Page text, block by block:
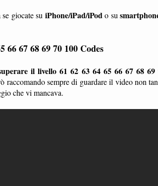
giocate su iPhone/iPad/iPod o su
66 67 68 69 70 100 Codes
il livello 61 62 63 64 65 66 67 68 69
raccomando sempre di guardare il video non
che vi mancava.